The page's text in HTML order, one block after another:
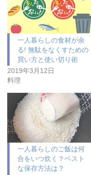
一人暮らしの食材が余
る! 無駄をなくすための
買い方と使い切り術
2019年3月12日
料理
一人暮らしのご飯は何
合をいつ炊く？ベスト
な保存方法は？